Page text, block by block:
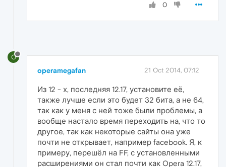
0
O
operamegafan 21 Oct 2014, 07:12
Из 12 - х, последняя 12.17, установите её,
также лучше если это будет 32 бита, а не 64,
так как у меня с ней тоже были проблемы, а
вообще настало время переходить на, что то
другое, так как некоторые сайты она уже
почти не открывает, например facebook. Я, к
примеру, перешёл на FF, с установленными
расширениями он стал почти как Opera 12.17,